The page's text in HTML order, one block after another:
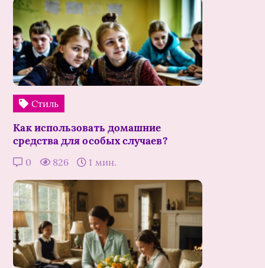
Стиль
Как использовать домашние
средства для особых случаев?
0 826 1 мин.